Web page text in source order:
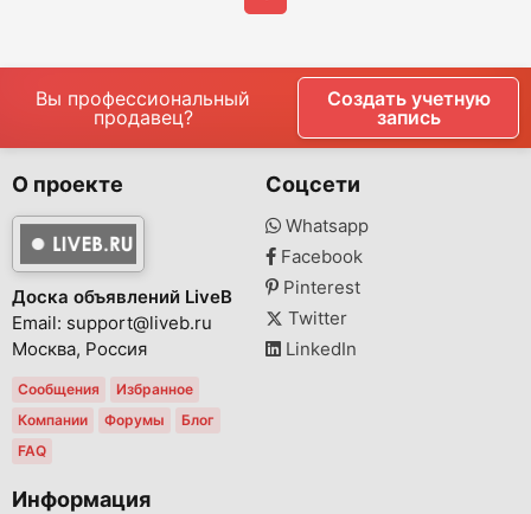
Вы профессиональный
продавец?
Создать учетную
запись
О проекте
Доска объявлений LiveB
Email: support@liveb.ru
Москва, Россия
Сообщения
Избранное
Компании
Форумы
Блог
FAQ
Соцсети
Whatsapp
Facebook
Pinterest
Twitter
LinkedIn
Информация